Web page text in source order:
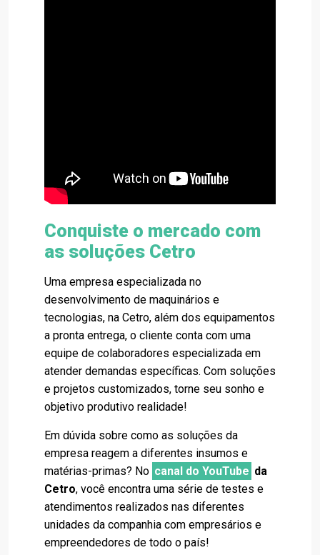
Conquiste o mercado com
as soluções Cetro
Uma empresa especializada no
desenvolvimento de maquinários e
tecnologias, na Cetro, além dos equipamentos
a pronta entrega, o cliente conta com uma
equipe de colaboradores especializada em
atender demandas específicas. Com soluções
e projetos customizados, torne seu sonho e
objetivo produtivo realidade!
Em dúvida sobre como as soluções da
empresa reagem a diferentes insumos e
matérias-primas? No canal do YouTube da
Cetro, você encontra uma série de testes e
atendimentos realizados nas diferentes
unidades da companhia com empresários e
empreendedores de todo o país!